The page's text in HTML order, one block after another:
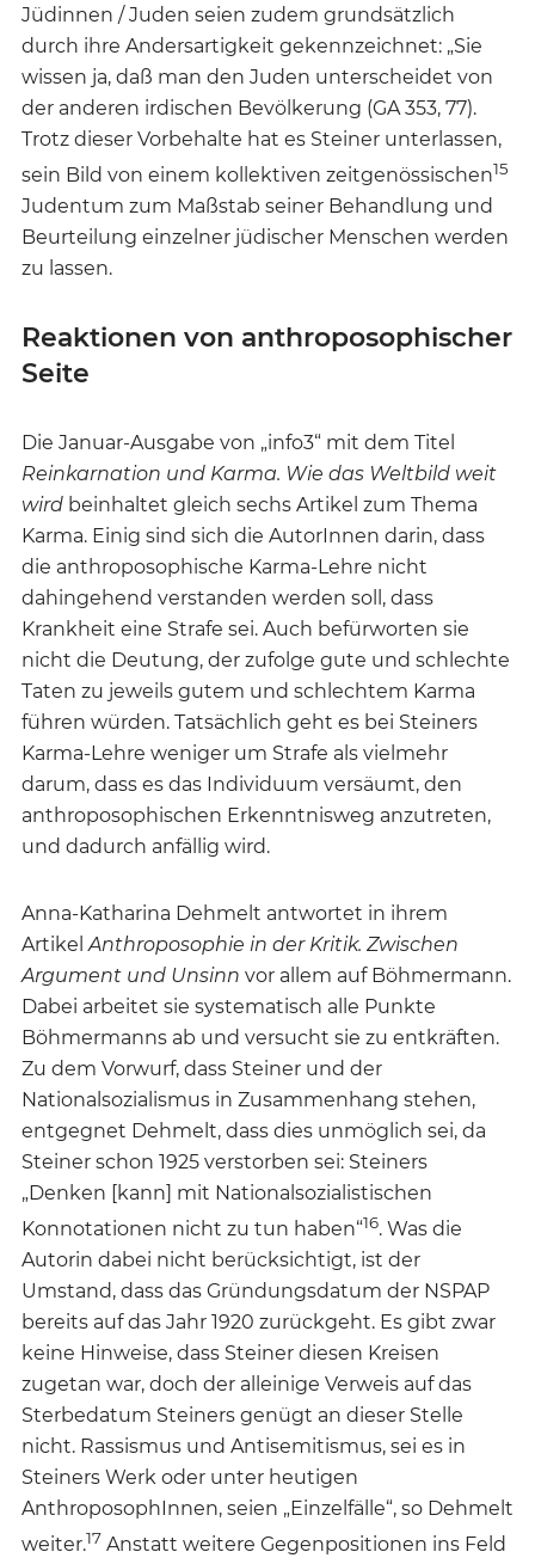
Jüdinnen / Juden seien zudem grundsätzlich
durch ihre Andersartigkeit gekennzeichnet: „Sie
wissen ja, daß man den Juden unterscheidet von
der anderen irdischen Bevölkerung (GA 353, 77).
Trotz dieser Vorbehalte hat es Steiner unterlassen,
sein Bild von einem kollektiven zeitgenössischen15
Judentum zum Maßstab seiner Behandlung und
Beurteilung einzelner jüdischer Menschen werden
zu lassen.
Reaktionen von anthroposophischer
Seite
Die Januar-Ausgabe von „info3“ mit dem Titel
Reinkarnation und Karma. Wie das Weltbild weit
wird beinhaltet gleich sechs Artikel zum Thema
Karma. Einig sind sich die AutorInnen darin, dass
die anthroposophische Karma-Lehre nicht
dahingehend verstanden werden soll, dass
Krankheit eine Strafe sei. Auch befürworten sie
nicht die Deutung, der zufolge gute und schlechte
Taten zu jeweils gutem und schlechtem Karma
führen würden. Tatsächlich geht es bei Steiners
Karma-Lehre weniger um Strafe als vielmehr
darum, dass es das Individuum versäumt, den
anthroposophischen Erkenntnisweg anzutreten,
und dadurch anfällig wird.
Anna-Katharina Dehmelt antwortet in ihrem
ArtikelAnthroposophie in der Kritik. Zwischen
Argument und Unsinn vor allem auf Böhmermann.
Dabei arbeitet sie systematisch alle Punkte
Böhmermanns ab und versucht sie zu entkräften.
Zu dem Vorwurf, dass Steiner und der
Nationalsozialismus in Zusammenhang stehen,
entgegnet Dehmelt, dass dies unmöglich sei, da
Steiner schon 1925 verstorben sei: Steiners
„Denken [kann] mit Nationalsozialistischen
Konnotationen nicht zu tun haben“16. Was die
Autorin dabei nicht berücksichtigt, ist der
Umstand, dass das Gründungsdatum der NSPAP
bereits auf das Jahr 1920 zurückgeht. Es gibt zwar
keine Hinweise, dass Steiner diesen Kreisen
zugetan war, doch der alleinige Verweis auf das
Sterbedatum Steiners genügt an dieser Stelle
nicht. Rassismus und Antisemitismus, sei es in
Steiners Werk oder unter heutigen
AnthroposophInnen, seien „Einzelfälle“, so Dehmelt
weiter.17 Anstatt weitere Gegenpositionen ins Feld